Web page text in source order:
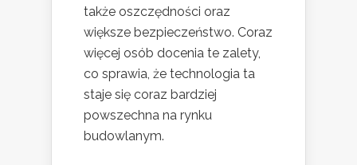
także oszczędności oraz
większe bezpieczeństwo. Coraz
więcej osób docenia te zalety,
co sprawia, że technologia ta
staje się coraz bardziej
powszechna na rynku
budowlanym.